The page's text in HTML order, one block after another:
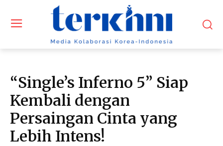
“Single’s Inferno 5” Siap
Kembali dengan
Persaingan Cinta yang
Lebih Intens!